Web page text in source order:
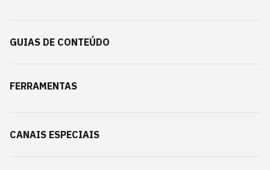
GUIAS DE CONTEÚDO
FERRAMENTAS
CANAIS ESPECIAIS